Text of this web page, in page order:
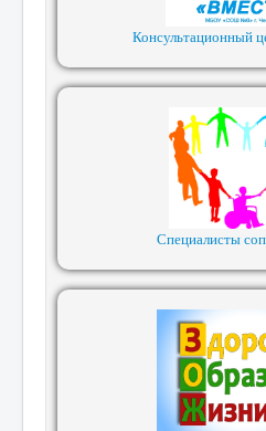
Консультационный
Специалисты